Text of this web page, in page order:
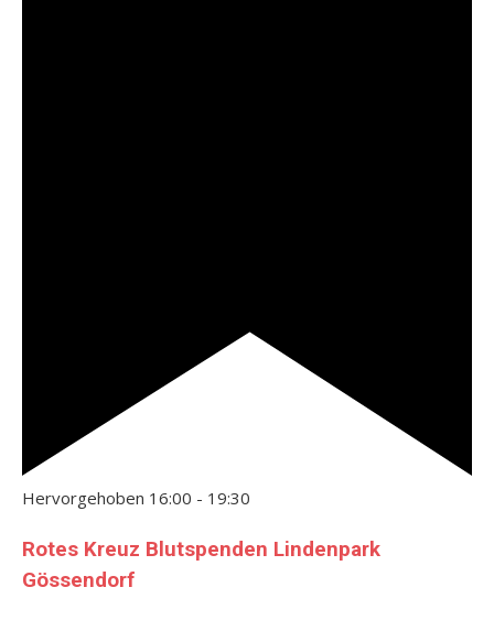
Hervorgehoben 16:00 - 19:30
Rotes Kreuz Blutspenden Lindenpark
Gössendorf